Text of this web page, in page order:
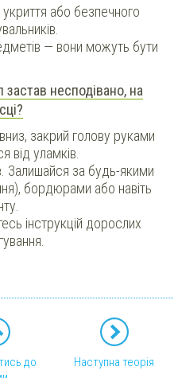
або безпечного
— вони можуть бути
несподівано, на
закрий голову руками
від уламків.
Залишайся за будь-якими
бордюрами або навіть
інструкцій дорослих
до
Наступна теорія